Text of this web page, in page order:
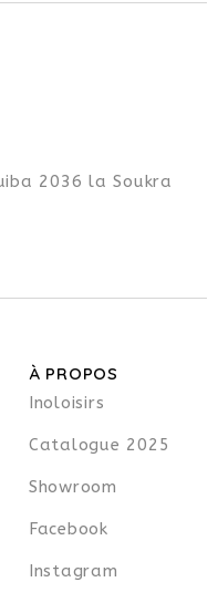
2036 la Soukra
À PROPOS
Inoloisirs
Catalogue 2025
Showroom
Facebook
Instagram